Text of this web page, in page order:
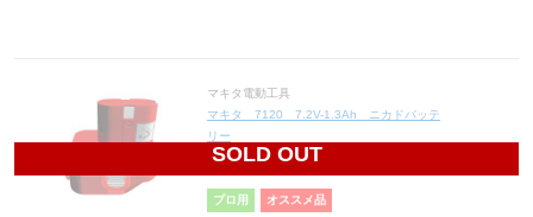
SOLD OUT
マキタ電動工具
マキタ 7120 7.2V-1.3Ah ニカドバッテ
リー
6,324
プロ用 オススメ品